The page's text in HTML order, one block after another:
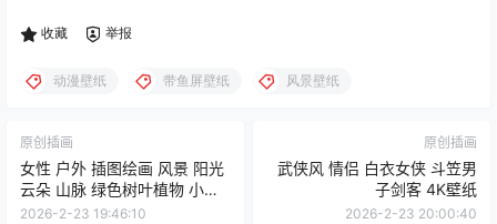
收藏 举报
动漫壁纸 带鱼屏壁纸 风景壁纸
原创插画
女性 户外 插图绘画 风景 阳光
云朵 山脉 绿色树叶植物 小径
4K高清壁纸
2026-2-23 19:46:10
原创插画
武侠风 情侣 白衣女侠 斗笠男
子剑客 4K壁纸
2026-2-23 20:00:40